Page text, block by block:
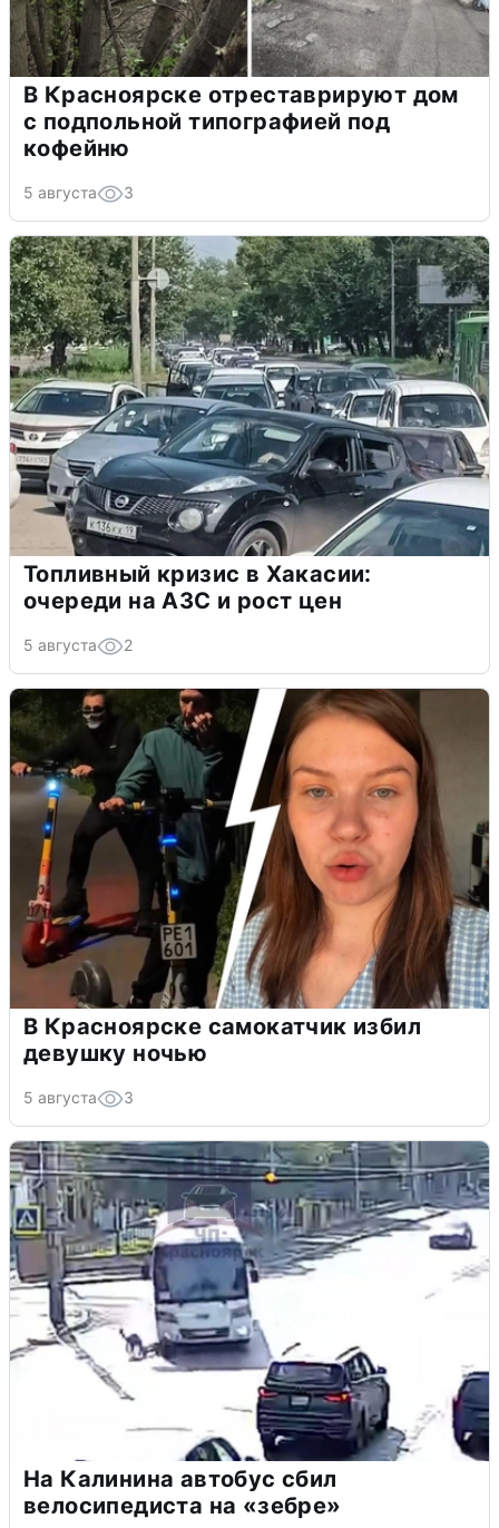
В Красноярске отреставрируют дом
с подпольной типографией под
кофейню
5 августа 3
Топливный кризис в Хакасии:
очереди на АЗС и рост цен
5 августа 2
В Красноярске самокатчик избил
девушку ночью
5 августа 3
На Калинина автобус сбил
велосипедиста на «зебре»